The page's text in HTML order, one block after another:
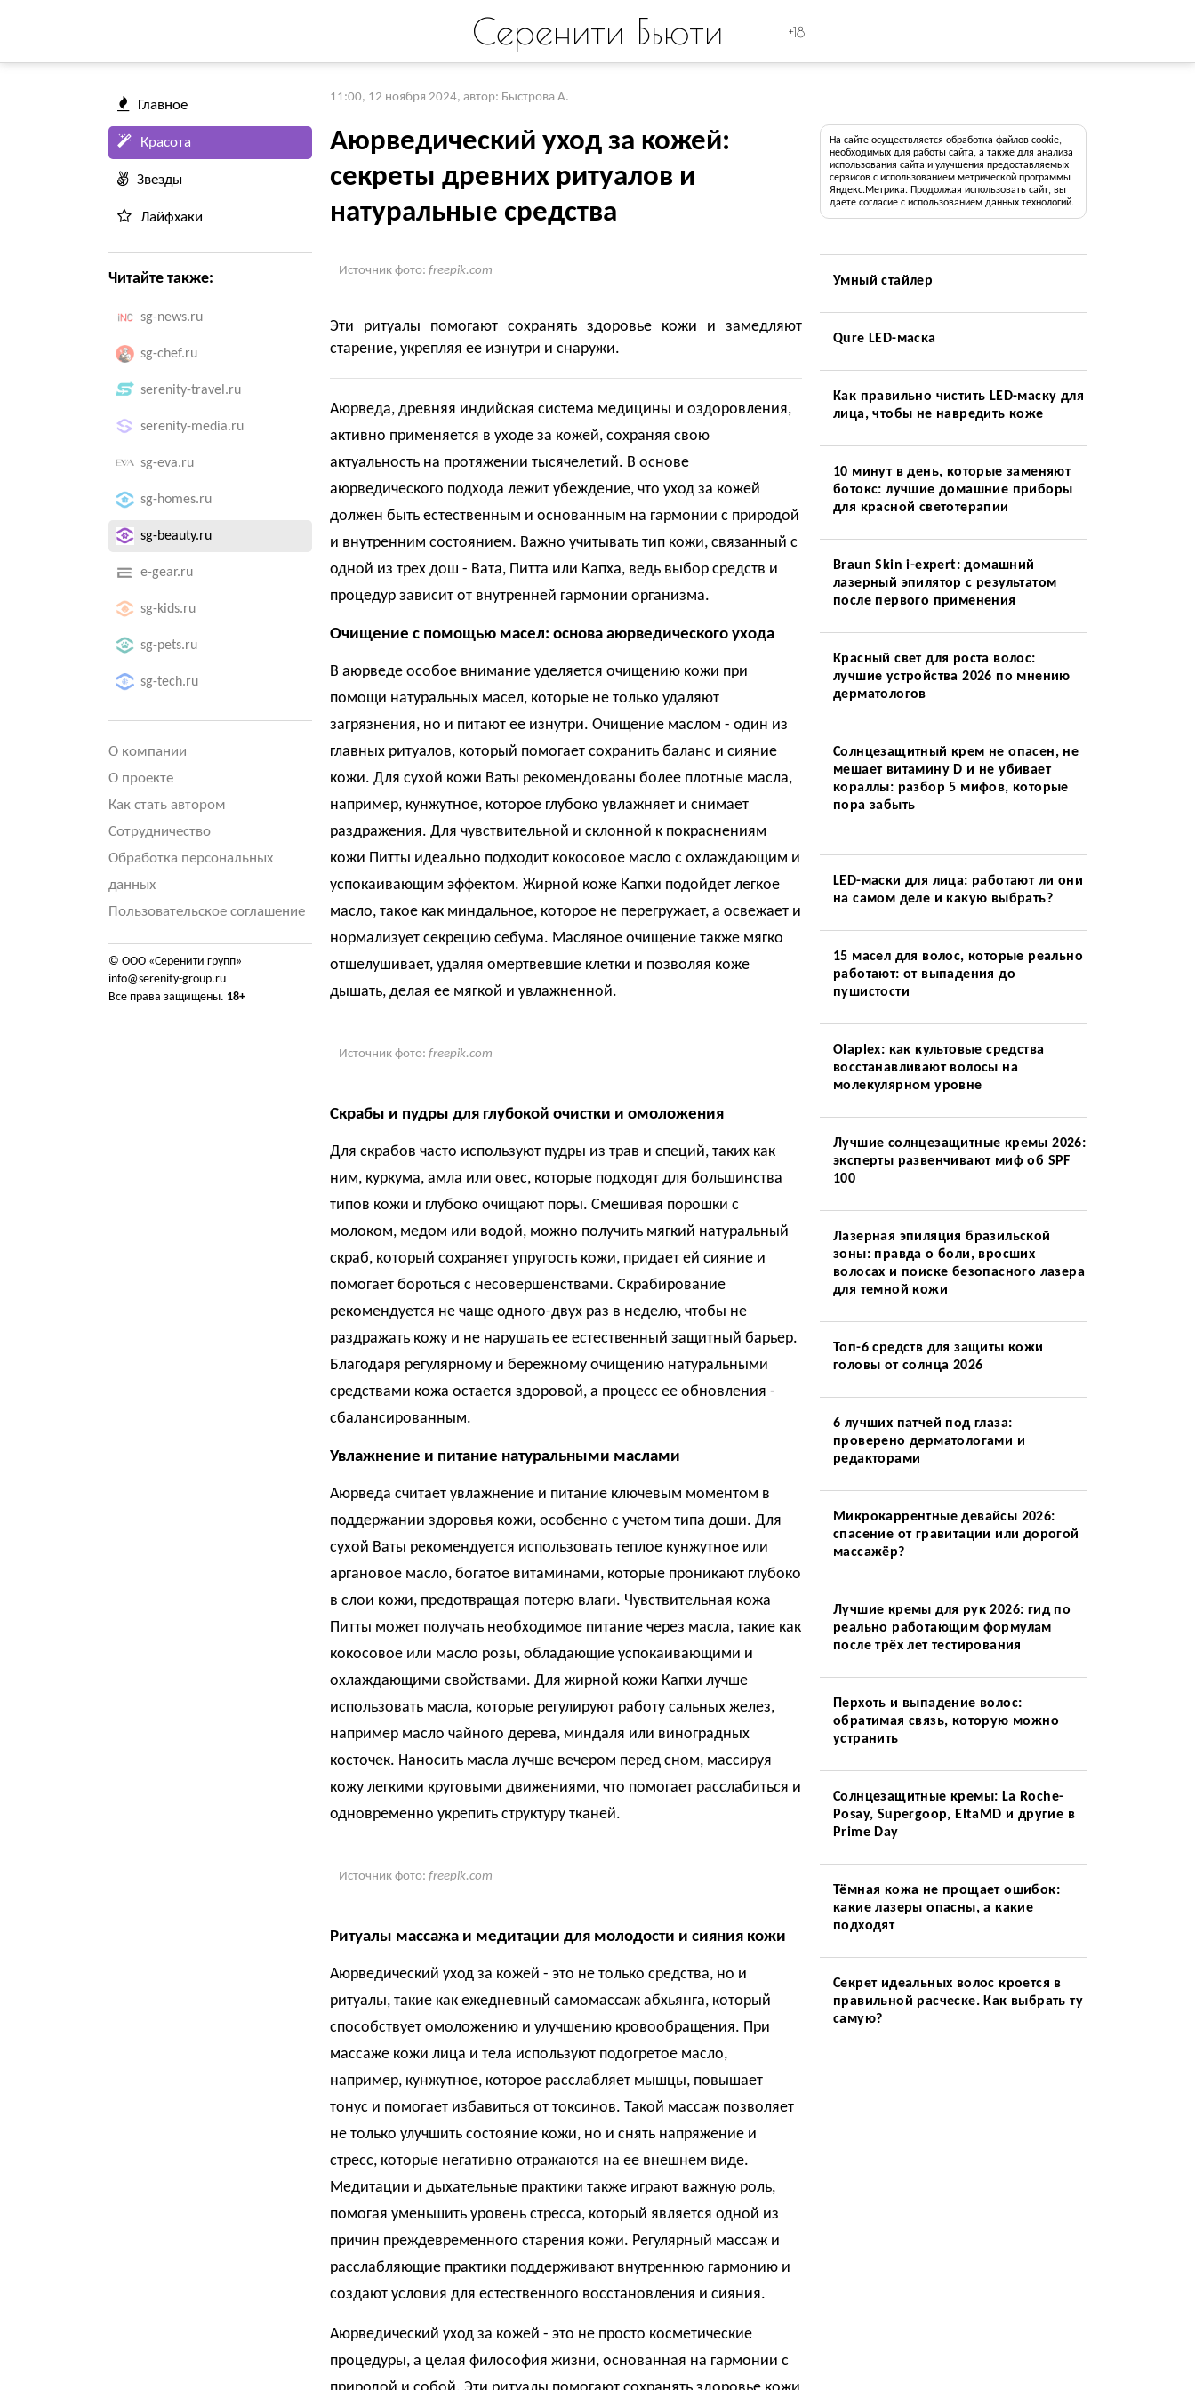
Серенити Бьюти +18
Главное
Красота
Звезды
Лайфхаки
Читайте также:
sg-news.ru
sg-chef.ru
serenity-travel.ru
serenity-media.ru
sg-eva.ru
sg-homes.ru
sg-beauty.ru
e-gear.ru
sg-kids.ru
sg-pets.ru
sg-tech.ru
О компании
О проекте
Как стать автором
Сотрудничество
Обработка персональных
данных
Пользовательское соглашение
© ООО «Серенити групп»
info@serenity-group.ru
Все права защищены. 18+
11:00, 12 ноября 2024, автор: Быстрова А.
Аюрведический уход за кожей:
секреты древних ритуалов и
натуральные средства
Источник фото: freepik.com
Эти ритуалы помогают сохранять здоровье кожи и замедляют
старение, укрепляя ее изнутри и снаружи.
Аюрведа, древняя индийская система медицины и оздоровления,
активно применяется в уходе за кожей, сохраняя свою
актуальность на протяжении тысячелетий. В основе
аюрведического подхода лежит убеждение, что уход за кожей
должен быть естественным и основанным на гармонии с природой
и внутренним состоянием. Важно учитывать тип кожи, связанный с
одной из трех дош - Вата, Питта или Капха, ведь выбор средств и
процедур зависит от внутренней гармонии организма.
Очищение с помощью масел: основа аюрведического ухода
В аюрведе особое внимание уделяется очищению кожи при
помощи натуральных масел, которые не только удаляют
загрязнения, но и питают ее изнутри. Очищение маслом - один из
главных ритуалов, который помогает сохранить баланс и сияние
кожи. Для сухой кожи Ваты рекомендованы более плотные масла,
например, кунжутное, которое глубоко увлажняет и снимает
раздражения. Для чувствительной и склонной к покраснениям
кожи Питты идеально подходит кокосовое масло с охлаждающим и
успокаивающим эффектом. Жирной коже Капхи подойдет легкое
масло, такое как миндальное, которое не перегружает, а освежает и
нормализует секрецию себума. Масляное очищение также мягко
отшелушивает, удаляя омертвевшие клетки и позволяя коже
дышать, делая ее мягкой и увлажненной.
Источник фото: freepik.com
Скрабы и пудры для глубокой очистки и омоложения
Для скрабов часто используют пудры из трав и специй, таких как
ним, куркума, амла или овес, которые подходят для большинства
типов кожи и глубоко очищают поры. Смешивая порошки с
молоком, медом или водой, можно получить мягкий натуральный
скраб, который сохраняет упругость кожи, придает ей сияние и
помогает бороться с несовершенствами. Скрабирование
рекомендуется не чаще одного-двух раз в неделю, чтобы не
раздражать кожу и не нарушать ее естественный защитный барьер.
Благодаря регулярному и бережному очищению натуральными
средствами кожа остается здоровой, а процесс ее обновления -
сбалансированным.
Увлажнение и питание натуральными маслами
Аюрведа считает увлажнение и питание ключевым моментом в
поддержании здоровья кожи, особенно с учетом типа доши. Для
сухой Ваты рекомендуется использовать теплое кунжутное или
аргановое масло, богатое витаминами, которые проникают глубоко
в слои кожи, предотвращая потерю влаги. Чувствительная кожа
Питты может получать необходимое питание через масла, такие как
кокосовое или масло розы, обладающие успокаивающими и
охлаждающими свойствами. Для жирной кожи Капхи лучше
использовать масла, которые регулируют работу сальных желез,
например масло чайного дерева, миндаля или виноградных
косточек. Наносить масла лучше вечером перед сном, массируя
кожу легкими круговыми движениями, что помогает расслабиться и
одновременно укрепить структуру тканей.
Источник фото: freepik.com
Ритуалы массажа и медитации для молодости и сияния кожи
Аюрведический уход за кожей - это не только средства, но и
ритуалы, такие как ежедневный самомассаж абхьянга, который
способствует омоложению и улучшению кровообращения. При
массаже кожи лица и тела используют подогретое масло,
например, кунжутное, которое расслабляет мышцы, повышает
тонус и помогает избавиться от токсинов. Такой массаж позволяет
не только улучшить состояние кожи, но и снять напряжение и
стресс, которые негативно отражаются на ее внешнем виде.
Медитации и дыхательные практики также играют важную роль,
помогая уменьшить уровень стресса, который является одной из
причин преждевременного старения кожи. Регулярный массаж и
расслабляющие практики поддерживают внутреннюю гармонию и
создают условия для естественного восстановления и сияния.
Аюрведический уход за кожей - это не просто косметические
процедуры, а целая философия жизни, основанная на гармонии с
На сайте осуществляется обработка файлов cookie,
необходимых для работы сайта, а также для анализа
использования сайта и улучшения предоставляемых
сервисов с использованием метрической программы
Яндекс.Метрика. Продолжая использовать сайт, вы
даете согласие с использованием данных технологий.
Умный стайлер
Qure LED-маска
Как правильно чистить LED-маску для
лица, чтобы не навредить коже
10 минут в день, которые заменяют
ботокс: лучшие домашние приборы
для красной светотерапии
Braun Skin i-expert: домашний
лазерный эпилятор с результатом
после первого применения
Красный свет для роста волос:
лучшие устройства 2026 по мнению
дерматологов
Солнцезащитный крем не опасен, не
мешает витамину D и не убивает
кораллы: разбор 5 мифов, которые
пора забыть
LED-маски для лица: работают ли они
на самом деле и какую выбрать?
15 масел для волос, которые реально
работают: от выпадения до
пушистости
Olaplex: как культовые средства
восстанавливают волосы на
молекулярном уровне
Лучшие солнцезащитные кремы 2026:
эксперты развенчивают миф об SPF
100
Лазерная эпиляция бразильской
зоны: правда о боли, вросших
волосах и поиске безопасного лазера
для темной кожи
Топ-6 средств для защиты кожи
головы от солнца 2026
6 лучших патчей под глаза:
проверено дерматологами и
редакторами
Микрокаррентные девайсы 2026:
спасение от гравитации или дорогой
массажёр?
Лучшие кремы для рук 2026: гид по
реально работающим формулам
после трёх лет тестирования
Перхоть и выпадение волос:
обратимая связь, которую можно
устранить
Солнцезащитные кремы: La Roche-
Posay, Supergoop, EltaMD и другие в
Prime Day
Тёмная кожа не прощает ошибок:
какие лазеры опасны, а какие
подходят
Секрет идеальных волос кроется в
правильной расческе. Как выбрать ту
самую?